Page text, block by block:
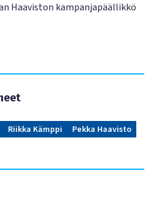
Haaviston kampanjapäällikkö
Riikka Kämppi
Pekka Haavisto